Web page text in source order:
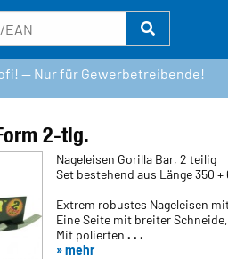
— Nur für Gewerbetreibende!
2-tlg.
Nageleisen Gorilla Bar, 2 teilig
Set bestehend aus Länge 350 +
Extrem robustes Nageleisen
Eine Seite mit breiter
Mit polierten . . .
» mehr